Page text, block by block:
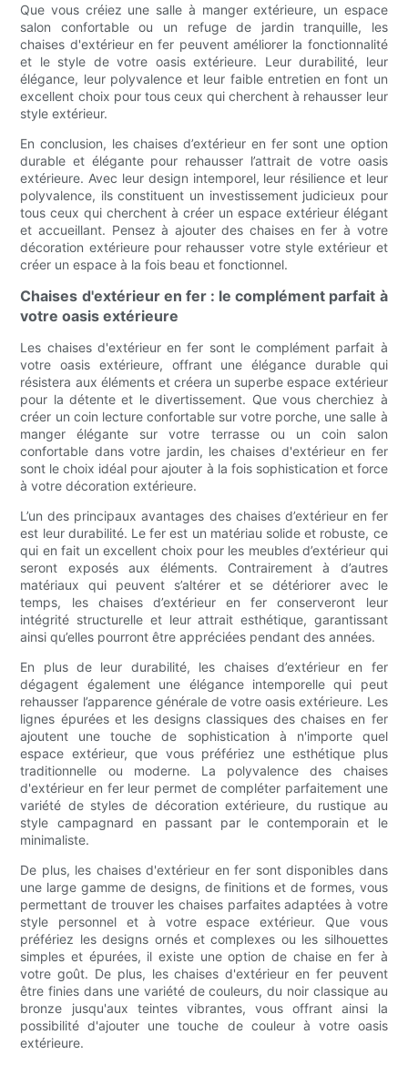
Que vous créiez une salle à manger extérieure, un espace
salon confortable ou un refuge de jardin tranquille, les
chaises d'extérieur en fer peuvent améliorer la fonctionnalité
et le style de votre oasis extérieure. Leur durabilité, leur
élégance, leur polyvalence et leur faible entretien en font un
excellent choix pour tous ceux qui cherchent à rehausser leur
style extérieur.
En conclusion, les chaises d’extérieur en fer sont une option
durable et élégante pour rehausser l’attrait de votre oasis
extérieure. Avec leur design intemporel, leur résilience et leur
polyvalence, ils constituent un investissement judicieux pour
tous ceux qui cherchent à créer un espace extérieur élégant
et accueillant. Pensez à ajouter des chaises en fer à votre
décoration extérieure pour rehausser votre style extérieur et
créer un espace à la fois beau et fonctionnel.
Chaises d'extérieur en fer : le complément parfait à
votre oasis extérieure
Les chaises d'extérieur en fer sont le complément parfait à
votre oasis extérieure, offrant une élégance durable qui
résistera aux éléments et créera un superbe espace extérieur
pour la détente et le divertissement. Que vous cherchiez à
créer un coin lecture confortable sur votre porche, une salle à
manger élégante sur votre terrasse ou un coin salon
confortable dans votre jardin, les chaises d'extérieur en fer
sont le choix idéal pour ajouter à la fois sophistication et force
à votre décoration extérieure.
L’un des principaux avantages des chaises d’extérieur en fer
est leur durabilité. Le fer est un matériau solide et robuste, ce
qui en fait un excellent choix pour les meubles d’extérieur qui
seront exposés aux éléments. Contrairement à d’autres
matériaux qui peuvent s’altérer et se détériorer avec le
temps, les chaises d’extérieur en fer conserveront leur
intégrité structurelle et leur attrait esthétique, garantissant
ainsi qu’elles pourront être appréciées pendant des années.
En plus de leur durabilité, les chaises d’extérieur en fer
dégagent également une élégance intemporelle qui peut
rehausser l’apparence générale de votre oasis extérieure. Les
lignes épurées et les designs classiques des chaises en fer
ajoutent une touche de sophistication à n'importe quel
espace extérieur, que vous préfériez une esthétique plus
traditionnelle ou moderne. La polyvalence des chaises
d'extérieur en fer leur permet de compléter parfaitement une
variété de styles de décoration extérieure, du rustique au
style campagnard en passant par le contemporain et le
minimaliste.
De plus, les chaises d'extérieur en fer sont disponibles dans
une large gamme de designs, de finitions et de formes, vous
permettant de trouver les chaises parfaites adaptées à votre
style personnel et à votre espace extérieur. Que vous
préfériez les designs ornés et complexes ou les silhouettes
simples et épurées, il existe une option de chaise en fer à
votre goût. De plus, les chaises d'extérieur en fer peuvent
être finies dans une variété de couleurs, du noir classique au
bronze jusqu'aux teintes vibrantes, vous offrant ainsi la
possibilité d'ajouter une touche de couleur à votre oasis
extérieure.